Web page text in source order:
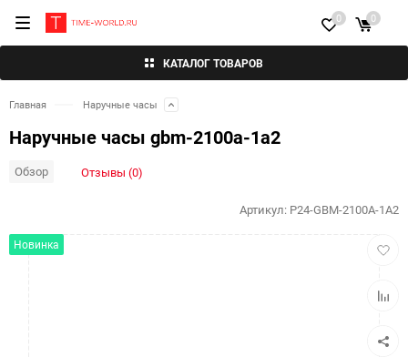
КАТАЛОГ ТОВАРОВ
0 0
Главная Наручные часы
Наручные часы gbm-2100a-1a2
Обзор Отзывы (0)
Новинка
Артикул: P24-GBM-2100A-1A2